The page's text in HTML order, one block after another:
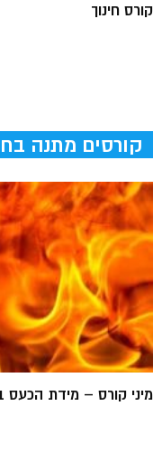
קורס חינוך
קורסים מתנה
מיני קורס – מידת